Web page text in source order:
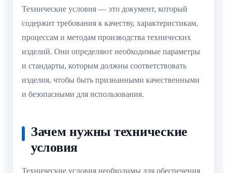
Технические условия — это документ, который
содержит требования к качеству, характеристикам,
процессам и методам производства технических
изделий. Они определяют необходимые параметры
и стандарты, которым должны соответствовать
изделия, чтобы быть признанными качественными
и безопасными для использования.
Зачем нужны технические
условия
Технические условия необходимы для обеспечения